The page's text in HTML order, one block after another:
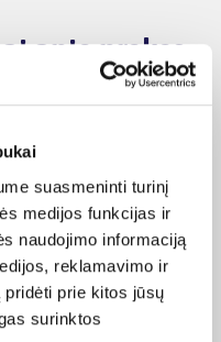
suasmeninti turinį
medijos funkcijas ir
naudojimo informaciją
reklamavimo ir
prie kitos jūsų
surinktos
apie prekes
valdymas plius skani kava